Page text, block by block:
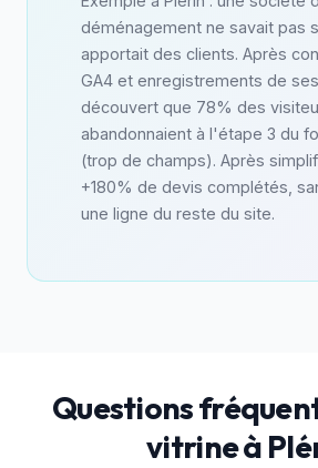
déménagement ne savait pas
apportait des clients. Après
GA4 et enregistrements de
découvert que 78% des
abandonnaient à l'étape 3 du
(trop de champs). Après
+180% de devis complétés,
une ligne du reste du site.
Questions
vitrine à